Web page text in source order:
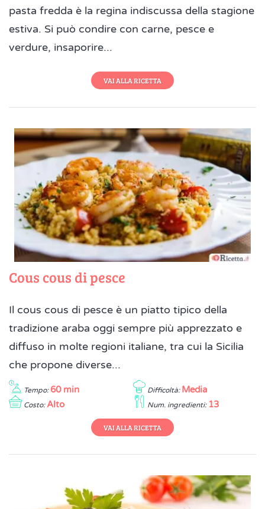
pasta fredda è la regina indiscussa della stagione
estiva. Si può condire con carne, pesce e
verdure, insaporire...
VAI ALLA RICETTA
Cous cous di pesce
Il cous cous di pesce è un piatto tipico della
tradizione araba oggi sempre più apprezzato e
diffuso in molte regioni italiane, tra cui la Sicilia
che propone diverse...
Tempo: 60 min Difficoltà: Media
Costo: Alto Num. ingredienti: 13
VAI ALLA RICETTA